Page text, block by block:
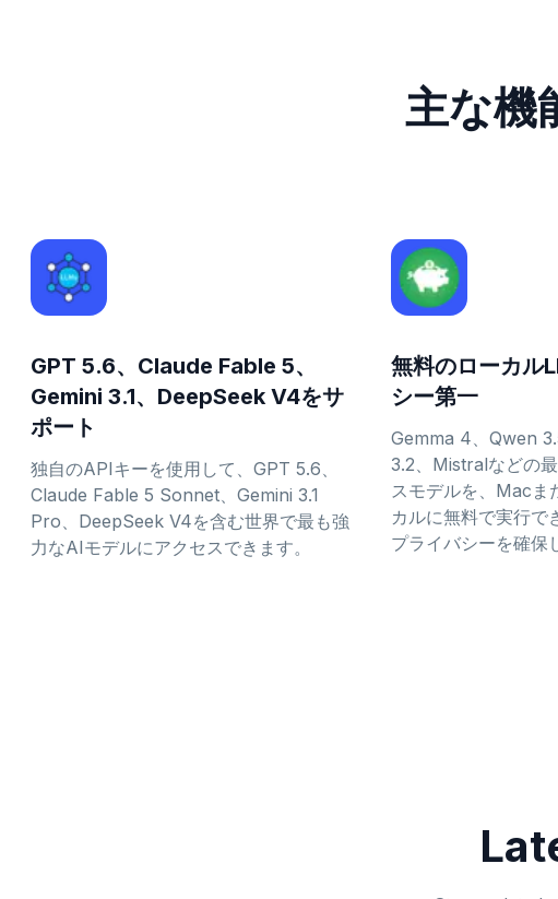
主な機
GPT 5.6、Claude Fable 5、
Gemini 3.1、DeepSeek V4をサ
ポート
独自のAPIキーを使用して、GPT 5.6、
Claude Fable 5 Sonnet、Gemini 3.1
Pro、DeepSeek V4を含む世界で最も強
力なAIモデルにアクセスできます。
無料のローカル
シー第一
Gemma 4、Qwen
3.2、Mistralなどの
スモデルを、Macま
カルに無料で実行で
プライバシーを確保